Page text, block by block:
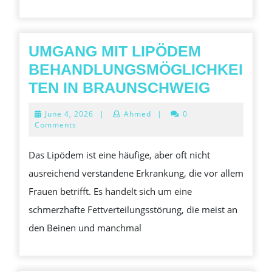
UMGANG MIT LIPÖDEM
BEHANDLUNGSMÖGLICHKEI
TEN IN BRAUNSCHWEIG
IN
June 4, 2026 June
| Ahmed |
0
Comments
Das Lipödem ist eine häufige, aber oft nicht
ausreichend verstandene Erkrankung, die vor allem
Frauen betrifft. Es handelt sich um eine
schmerzhafte Fettverteilungsstörung, die meist an
den Beinen und manchmal